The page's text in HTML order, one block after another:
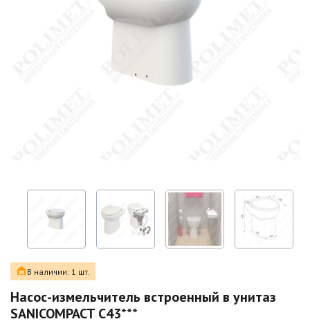
В наличии: 1 шт.
Насос-измельчитель встроенный в унитаз
SANICOMPACT C43***